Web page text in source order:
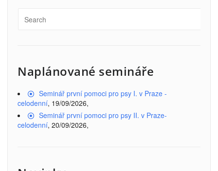
Naplánované semináře
Seminář první pomoci pro psy I. v Praze -
celodenní, 19/09/2026,
Seminář první pomoci pro psy II. v Praze-
celodenní, 20/09/2026,